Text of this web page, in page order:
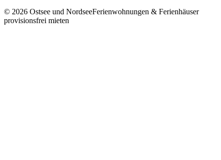
© 2026 Ostsee und NordseeFerienwohnungen & Ferienhäuser
provisionsfrei mieten